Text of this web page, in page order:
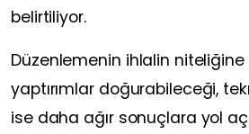
belirtiliyor.
Düzenlemenin ihlalin niteliğine
yaptırımlar doğurabileceği,
ise daha ağır sonuçlara yol